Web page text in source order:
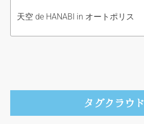
天空 de HANABI in オートポリス
タグクラウド